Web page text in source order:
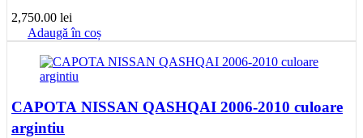
2,750.00 lei
Adaugă în coș
CAPOTA NISSAN QASHQAI 2006-2010 culoare
argintiu